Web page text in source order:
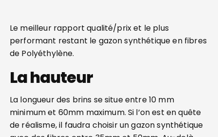
Le meilleur rapport qualité/prix et le plus
performant restant le gazon synthétique en fibres
de Polyéthylène.
La hauteur
La longueur des brins se situe entre 10 mm
minimum et 60mm maximum. Si l’on est en quête
de réalisme, il faudra choisir un gazon synthétique